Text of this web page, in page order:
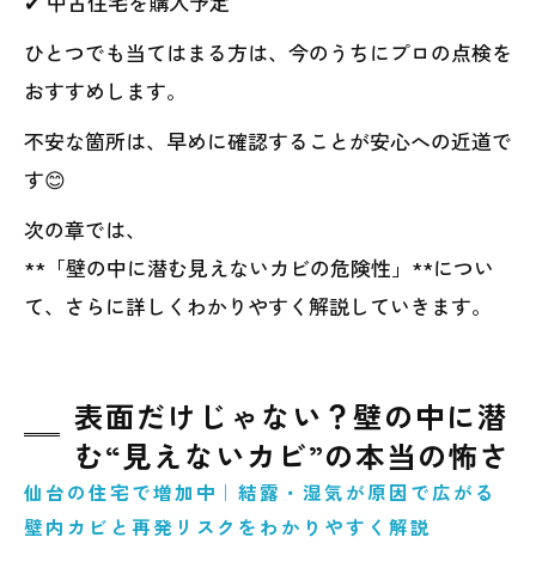
ひとつでも当てはまる方は、今のうちにプロの点検を
おすすめします。
不安な箇所は、早めに確認することが安心への近道で
す😊
次の章では、
**「壁の中に潜む見えないカビの危険性」**につい
て、さらに詳しくわかりやすく解説していきます。
表面だけじゃない？壁の中に潜
む“見えないカビ”の本当の怖さ
仙台の住宅で増加中｜結露・湿気が原因で広がる
壁内カビと再発リスクをわかりやすく解説